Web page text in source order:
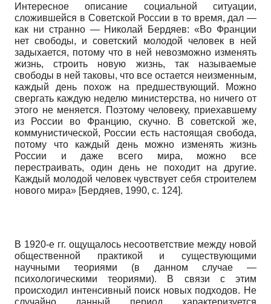
Интересное описание социальной ситуации,
сложившейся в Советской России в то время, дал —
как ни странно — Николай Бердяев: «Во Франции
нет свободы, и советский молодой человек в ней
задыхается, потому что в ней невозможно изменять
жизнь, строить новую жизнь, так называемые
свободы в ней таковы, что все остается неизменным,
каждый день похож на предшествующий. Можно
свергать каждую неделю министерства, но ничего от
этого не меняется. Поэтому человеку, приехавшему
из России во Францию, скучно. В советской же,
коммунистической, России есть настоящая свобода,
потому что каждый день можно изменять жизнь
России и даже всего мира, можно все
перестраивать, один день не походит на другие.
Каждый молодой человек чувствует себя строителем
нового мира» [Бердяев, 1990, с. 124].
В 1920-е гг. ощущалось несоответствие между новой
общественной практикой и существующими
научными теориями (в данном случае —
психологическими теориями). В связи с этим
происходил интенсивный поиск новых подходов. Не
случайно данный период характеризуется